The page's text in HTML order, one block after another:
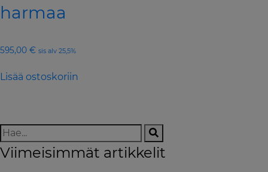
harmaa
595,00 € sis alv 25,5%
Lisää ostoskoriin
Viimeisimmät artikkelit